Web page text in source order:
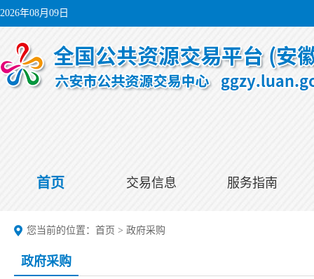
2026年08月09日
首页 交易信息 服务指南
您当前的位置： 首页 > 政府采购
政府采购